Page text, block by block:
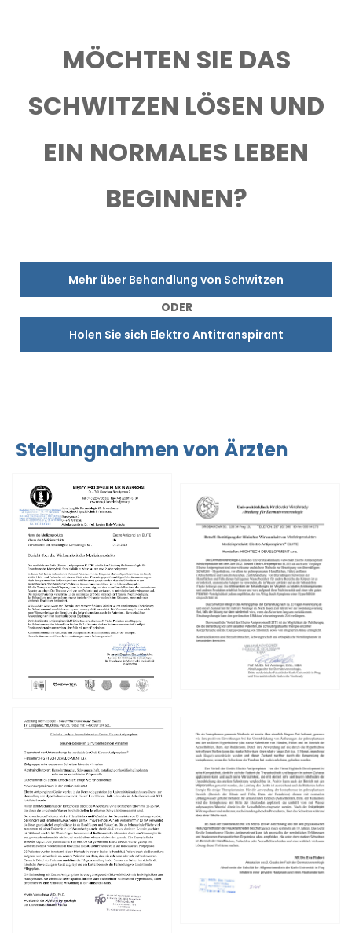
MÖCHTEN SIE DAS
SCHWITZEN LÖSEN UND
EIN NORMALES LEBEN
BEGINNEN?
Mehr über Behandlung von Schwitzen
ODER
Holen Sie sich Elektro Antitranspirant
Stellungnahmen von Ärzten